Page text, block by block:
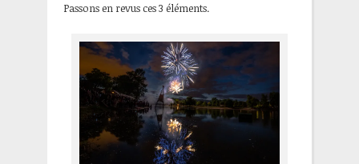
Passons en revus ces 3 éléments.